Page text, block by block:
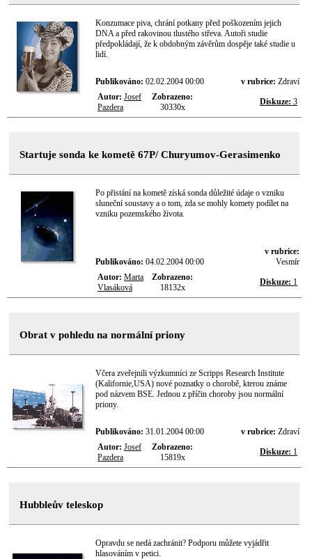
Konzumace piva, chrání potkany před poškozením jejich
DNA a před rakovinou tlustého střeva. Autoři studie
předpokládají, že k obdobným závěrům dospěje také studie u
lidí.
Publikováno: 02.02.2004 00:00 v rubrice: Zdraví
Autor: Josef
Pazdera
Zobrazeno:
30330x
Diskuze: 3
Startuje sonda ke kometě 67P/ Churyumov-Gerasimenko
Po přistání na kometě získá sonda důležité údaje o vzniku
sluneční soustavy a o tom, zda se mohly komety podílet na
vzniku pozemského života.
Publikováno: 04.02.2004 00:00
v rubrice:
Vesmír
Autor: Marta
Vlasáková
Zobrazeno:
18132x
Diskuze: 1
Obrat v pohledu na normální priony
Včera zveřejnili výzkumníci ze Scripps Research Institute
(Kalifornie,USA) nové poznatky o chorobě, kterou známe
pod názvem BSE. Jednou z příčin choroby jsou normální
priony.
Publikováno: 31.01.2004 00:00 v rubrice: Zdraví
Autor: Josef
Pazdera
Zobrazeno:
15819x
Diskuze: 1
Hubbleův teleskop
Opravdu se nedá zachránit? Podporu můžete vyjádřit
hlasováním v petici.